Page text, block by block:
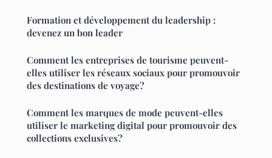
Formation et développement du leadership :
devenez un bon leader
Comment les entreprises de tourisme peuvent-
elles utiliser les réseaux sociaux pour promouvoir
des destinations de voyage?
Comment les marques de mode peuvent-elles
utiliser le marketing digital pour promouvoir des
collections exclusives?